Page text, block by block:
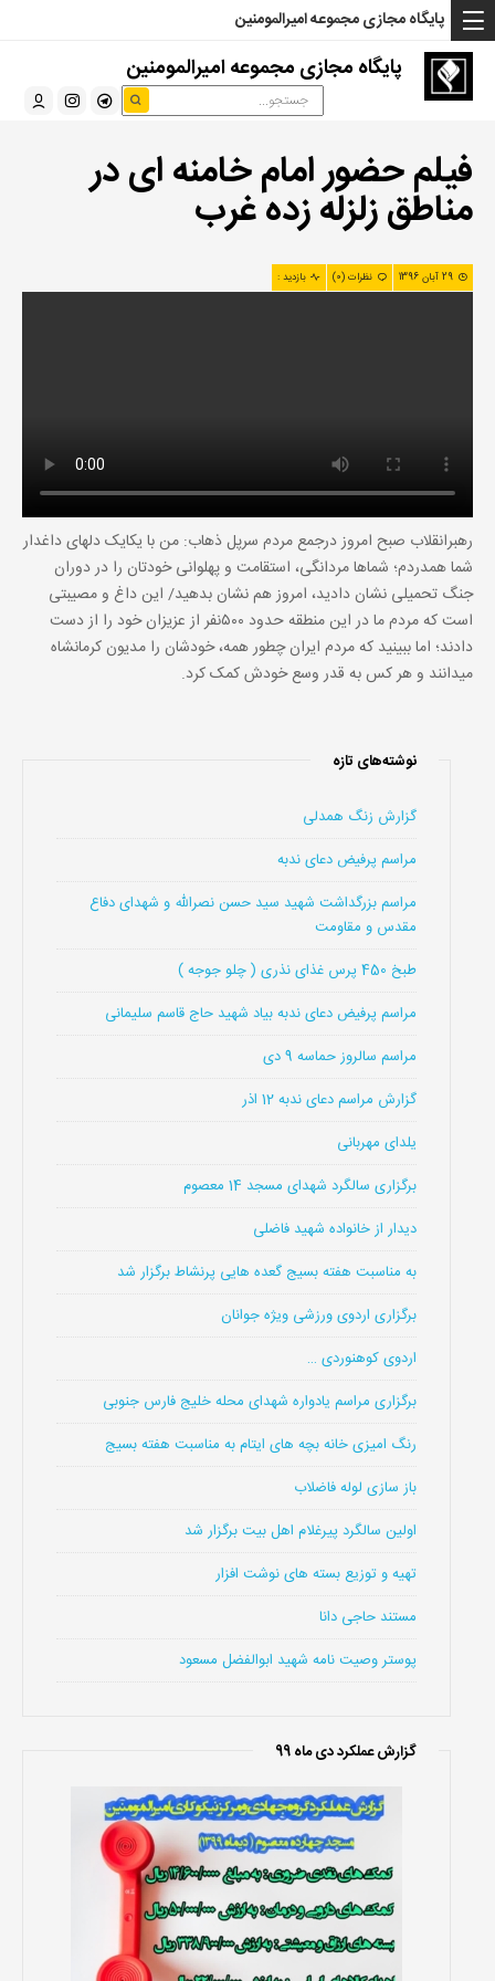
... Read more »" />
... Read more »" />... Read more »" />
پایگاه مجازی مجموعه امیرالمومنین
پایگاه مجازی مجموعه امیرالمومنین
فیلم حضور امام خامنه ای در
مناطق زلزله زده غرب
29 آبان 1396 نظرات (0) بازدید :
رهبرانقلاب صبح امروز درجمع مردم سرپل ذهاب: من با یکایک دلهای داغدار
شما همدردم؛ شماها مردانگی، استقامت و پهلوانی خودتان را در دوران
جنگ تحمیلی نشان دادید، امروز هم نشان بدهید/ این داغ و مصیبتی
است که مردم ما در این منطقه حدود ۵۰۰نفر از عزیزان خود را از دست
دادند؛ اما ببینید که مردم ایران چطور همه، خودشان را مدیون کرمانشاه
میدانند و هر کس به قدر وسع خودش کمک کرد.
نوشته‌های تازه
گزارش زنگ همدلی
مراسم پرفیض دعای ندبه
مراسم بزرگداشت شهید سید حسن نصرالله و شهدای دفاع
مقدس و مقاومت
طبخ 450 پرس غذای نذری ( چلو جوجه )
مراسم پرفیض دعای ندبه بیاد شهید حاج قاسم سلیمانی
مراسم سالروز حماسه 9 دی
گزارش مراسم دعای ندبه 12 اذر
یلدای مهربانی
برگزاری سالگرد شهدای مسجد 14 معصوم
دیدار از خانواده شهید فاضلی
به مناسبت هفته بسیج گعده هایی پرنشاط برگزار شد
برگزاری اردوی ورزشی ویژه جوانان
اردوی کوهنوردی …
برگزاری مراسم یادواره شهدای محله خلیج فارس جنوبی
رنگ امیزی خانه بچه های ایتام به مناسبت هفته بسیج
باز سازی لوله فاضلاب
اولین سالگرد پیرغلام اهل بیت برگزار شد
تهیه و توزیع بسته های نوشت افزار
مستند حاجی دانا
پوستر وصیت نامه شهید ابوالفضل مسعود
گزارش عملکرد دی ماه 99